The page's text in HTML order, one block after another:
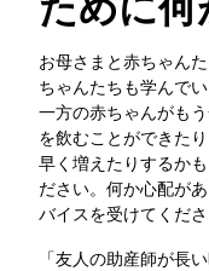
お母さまと赤ちゃん
ちゃんたちも学んで
一方の赤ちゃんがも
を飲むことができた
早く増えたりするか
ださい。何か心配が
バイスを受けてくださ
「友人の助産師が長